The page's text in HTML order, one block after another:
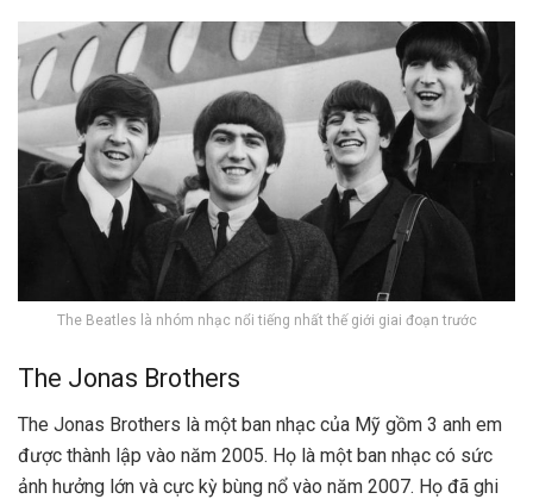
The Beatles là nhóm nhạc nổi tiếng nhất thế giới giai đoạn trước
The Jonas Brothers
The Jonas Brothers là một ban nhạc của Mỹ gồm 3 anh em
được thành lập vào năm 2005. Họ là một ban nhạc có sức
ảnh hưởng lớn và cực kỳ bùng nổ vào năm 2007. Họ đã ghi